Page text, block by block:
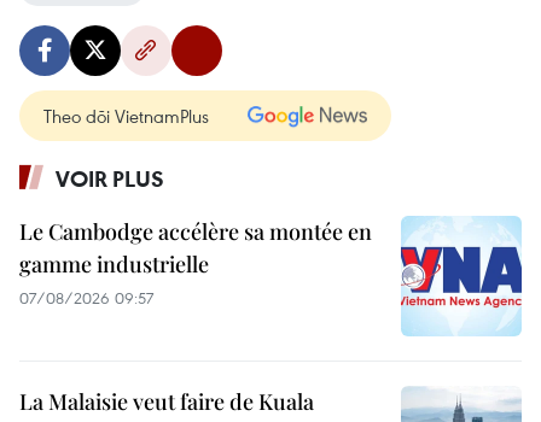
Theo dõi VietnamPlus
VOIR PLUS
Le Cambodge accélère sa montée en
gamme industrielle
07/08/2026 09:57
La Malaisie veut faire de Kuala